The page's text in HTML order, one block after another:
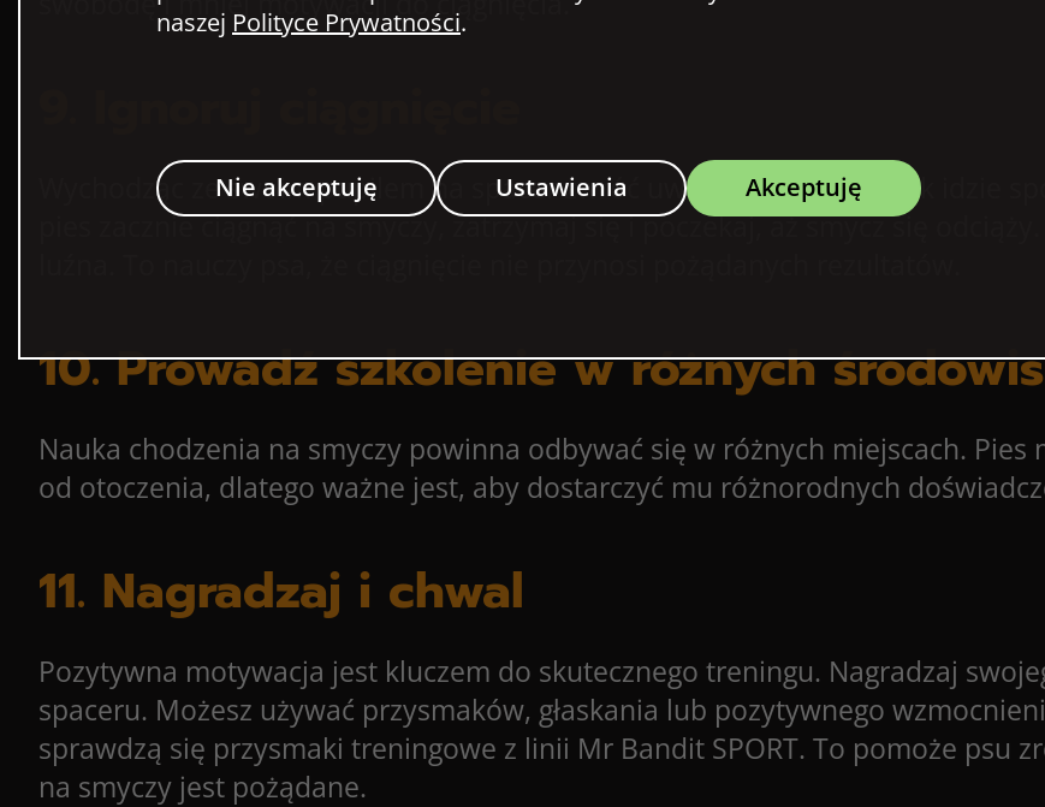
Wychodząc ze swoim pupilem na spacer zwróć uwagę na to, czy psiak idzie
pies zacznie ciągnąć na smyczy, zatrzymaj się i poczekaj, aż smycz się
10. Prowadź szkolenie w różnych
Nauka chodzenia na smyczy powinna odbywać się w różnych miejscach. Pies
od otoczenia, dlatego ważne jest, aby dostarczyć mu różnorodnych
11. Nagradzaj i chwal
Pozytywna motywacja jest kluczem do skutecznego treningu. Nagradzaj
spaceru. Możesz używać przysmaków, głaskania lub pozytywnego
sprawdzą się przysmaki treningowe z linii Mr Bandit SPORT. To pomoże psu
na smyczy jest pożądane.
naszej Polityce Prywatności.
Akceptuję
Nie akceptuję Ustawienia